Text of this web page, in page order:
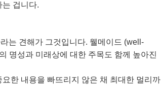
는 겁니다.
는 견해가 그것입니다. 웰메이드 (well-
명성과 미래상에 대한 주목도 함께 높아진
한 내용을 빠뜨리지 않은 채 최대한 멀리까